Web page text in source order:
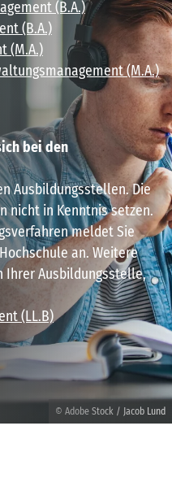
© Adobe Stock / Jacob Lund
(B.A.)
(B.A.)
(M.A.)
(M.A.)
bei den
Ausbildungsstellen. Die
nicht in Kenntnis setzen.
meldet Sie
an. Weitere
Ihrer Ausbildungsstelle,
(LL.B)